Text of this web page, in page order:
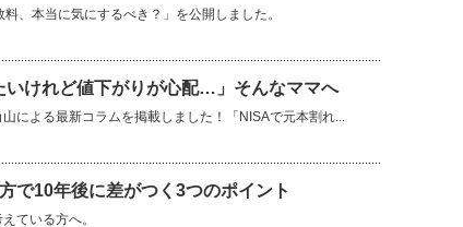
、本当に気にするべき？」を公開しました。
いけれど値下がりが心配…」そんなママへ
による最新コラムを掲載しました！「NISAで元本割れ...
で10年後に差がつく3つのポイント
ている方へ。